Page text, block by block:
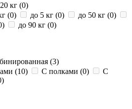
кг (0)
(0) до 5 кг (0) до 50 кг (0)
) до 90 кг (0)
(3)
(10) С полками (0)
С
)